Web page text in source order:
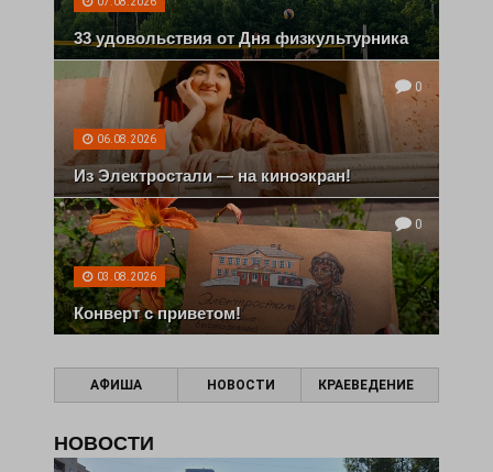
33 удовольствия от Дня физкультурника
0
06.08.2026
Из Электростали — на киноэкран!
0
03.08.2026
Конверт с приветом!
АФИША НОВОСТИ КРАЕВЕДЕНИЕ
НОВОСТИ